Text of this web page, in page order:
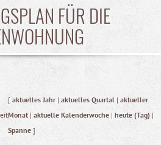
FÜR DIE
[ aktuelles Jahr| aktuelles Quartal | aktueller
Monat| aktuelle Kalenderwoche | heute (Tag) |
Spanne ]